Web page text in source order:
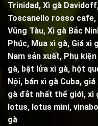
Trinidad, Xì gà
Toscanello rosso cafe,
Vũng Tàu, Xì gà Bắc
Phúc, Mua xì gà, Giá xì
Nam sản xuất, Phụ
gà, bật lửa xì gà, hột
Nội, bán xì gà Cuba,
gà đắt nhất thế giới, xì
lotus, lotus mini,
gà